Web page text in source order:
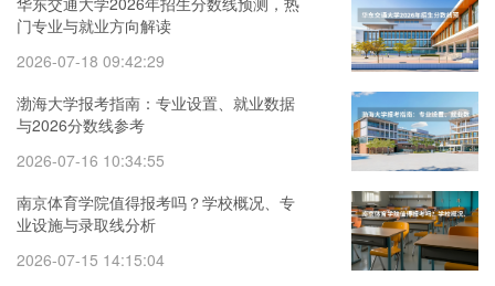
门专业与就业方向解读
2026-07-18 09:42:29
渤海大学报考指南：专业设置、就业数据
与2026分数线参考
2026-07-16 10:34:55
南京体育学院值得报考吗？学校概况、专
业设施与录取线分析
2026-07-15 14:15:04